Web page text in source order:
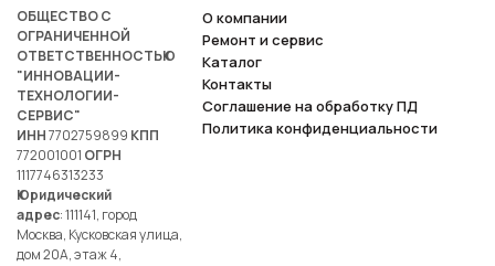
ОБЩЕСТВО С
ОГРАНИЧЕННОЙ
ОТВЕТСТВЕННОСТЬЮ
"ИННОВАЦИИ-
ТЕХНОЛОГИИ-
СЕРВИС"
ИНН7702759899 КПП
772001001 ОГРН
1117746313233
Юридический
адрес: 111141, город
Москва, Кусковская улица,
дом 20А, этаж 4,
О компании
Ремонт и сервис
Каталог
Контакты
Соглашение на обработку ПД
Политика конфиденциальности